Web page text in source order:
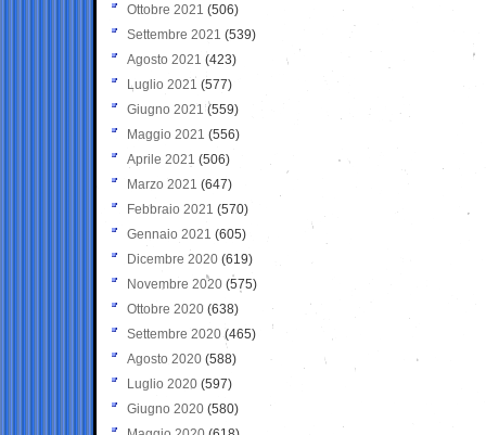
Ottobre 2021 (506)
Settembre 2021 (539)
Agosto 2021 (423)
Luglio 2021 (577)
Giugno 2021(559)
Maggio 2021 (556)
Aprile 2021 (506)
Marzo 2021 (647)
Febbraio 2021 (570)
Gennaio 2021 (605)
Dicembre 2020 (619)
Novembre 2020 (575)
Ottobre 2020 (638)
Settembre 2020(465)
Agosto 2020 (588)
Luglio 2020 (597)
Giugno 2020 (580)